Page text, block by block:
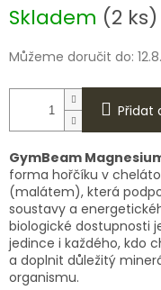
cena:
Skladem (2 ks)
Můžeme doručit do:
Přidat
GymBeam
forma hořčíku v
(malátem), která
soustavy a
biologické dostupnosti
jedince i každého, kdo
a doplnit důležitý
organismu.